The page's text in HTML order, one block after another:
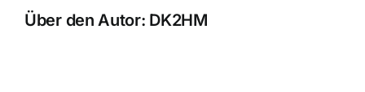
Über den Autor: DK2HM